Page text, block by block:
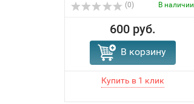
(0) В наличии
600 руб.
В корзину